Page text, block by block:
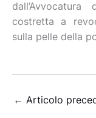
costretta a
sulla pelle della
← Articolo